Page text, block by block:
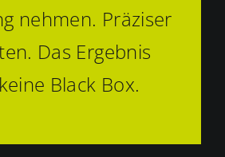
nehmen. Präziser
Das Ergebnis
Black Box.